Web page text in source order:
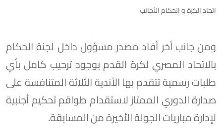
اتحاد الكرة و الحكام الأجانب
ومن جانب أخر أفاد مصدر مسؤول داخل لجنة الحكام
بالاتحاد المصري لكرة القدم بوجود ترحيب كامل بأي
طلبات رسمية تتقدم بها الأندية الثلاثة المتنافسة على
صدارة الدوري الممتاز لاستقدام طواقم تحكيم أجنبية
لإدارة مباريات الجولة الأخيرة من المسابقة.